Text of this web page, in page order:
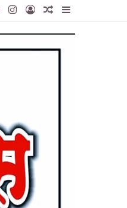
Random
Article
Log
In
Instagram
YouTube